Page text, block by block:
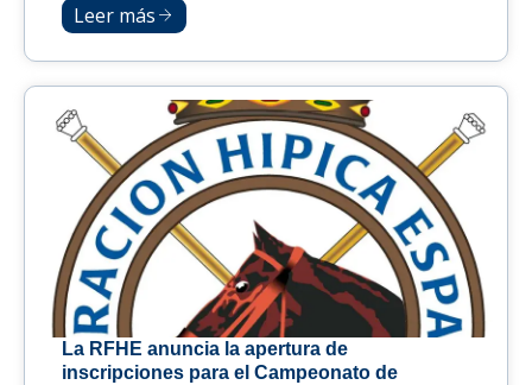
Leer más
La RFHE anuncia la apertura de
inscripciones para el Campeonato de